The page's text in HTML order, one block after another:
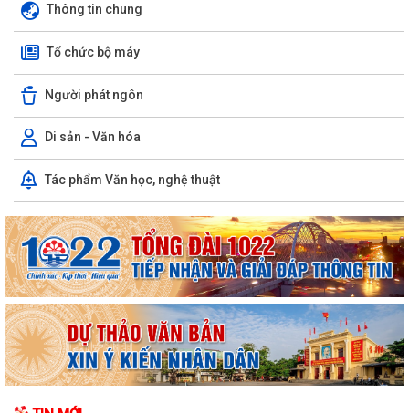
Thông tin chung
Tổ chức bộ máy
Người phát ngôn
Di sản - Văn hóa
Tác phẩm Văn học, nghệ thuật
Kiến tạo “Thế” quốc gia: Bước chuyển của tư duy đối ngoại Việt Nam
trong kỷ nguyên mới
PHÁT HUY GIÁ TRỊ CÁC DI TÍCH VĂN HÓA TRONG KỶ NGUYÊN MỚI Ở
PHƯỜNG TRẦN NHÂN TÔNG, THÀNH PHỐ HẢI...
Phường Trần Nhân Tông tham dự hội nghị trực tuyến báo cáo viên
thành phố tháng 7/2026
Lãnh đạo phường kiểm tra các trạm bơm, hồ đập sau mưa lớn